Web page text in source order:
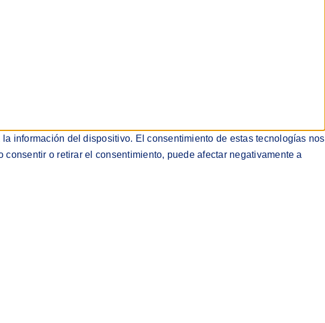
información del dispositivo. El consentimiento de estas tecnologías nos
o retirar el consentimiento, puede afectar negativamente a